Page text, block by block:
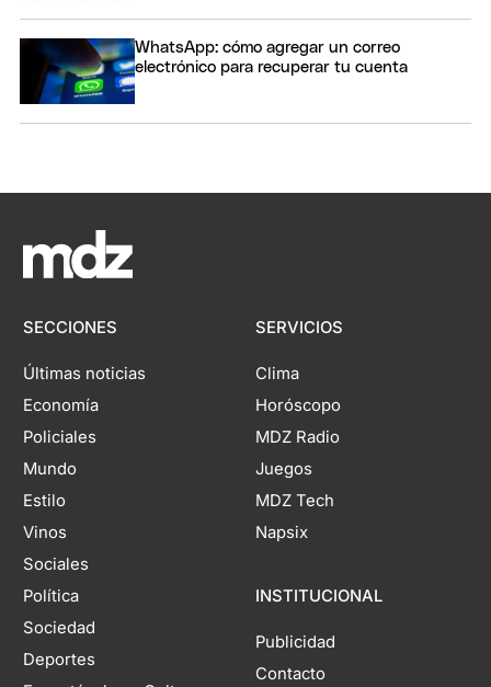
WhatsApp: cómo agregar un correo
electrónico para recuperar tu cuenta
SECCIONES
Últimas noticias
Economía
Policiales
Mundo
Estilo
Vinos
Sociales
Política
Sociedad
Deportes
SERVICIOS
Clima
Horóscopo
MDZ Radio
Juegos
MDZ Tech
Napsix
INSTITUCIONAL
Publicidad
Contacto